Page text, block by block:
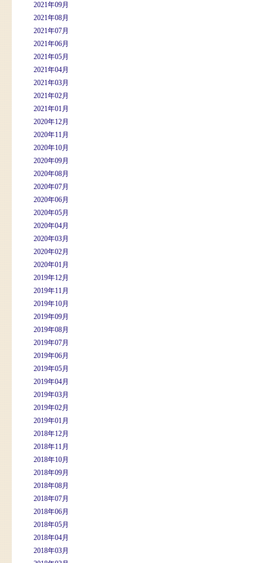
2021年09月
2021年08月
2021年07月
2021年06月
2021年05月
2021年04月
2021年03月
2021年02月
2021年01月
2020年12月
2020年11月
2020年10月
2020年09月
2020年08月
2020年07月
2020年06月
2020年05月
2020年04月
2020年03月
2020年02月
2020年01月
2019年12月
2019年11月
2019年10月
2019年09月
2019年08月
2019年07月
2019年06月
2019年05月
2019年04月
2019年03月
2019年02月
2019年01月
2018年12月
2018年11月
2018年10月
2018年09月
2018年08月
2018年07月
2018年06月
2018年05月
2018年04月
2018年03月